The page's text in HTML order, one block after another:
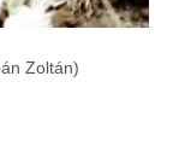
Zoltán)